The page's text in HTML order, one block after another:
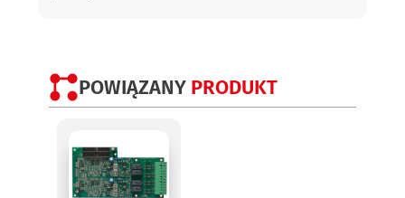
POWIĄZANY PRODUKT